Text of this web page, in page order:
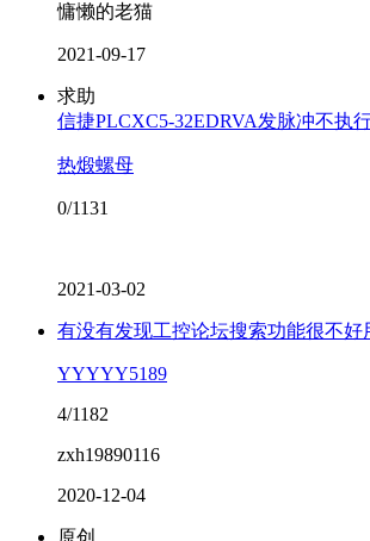
慵懒的老猫
2021-09-17
求助
信捷PLCXC5-32EDRVA发脉冲不执
热煅螺母
0/1131
2021-03-02
有没有发现工控论坛搜索功能很不好
YYYYY5189
4/1182
zxh19890116
2020-12-04
原创